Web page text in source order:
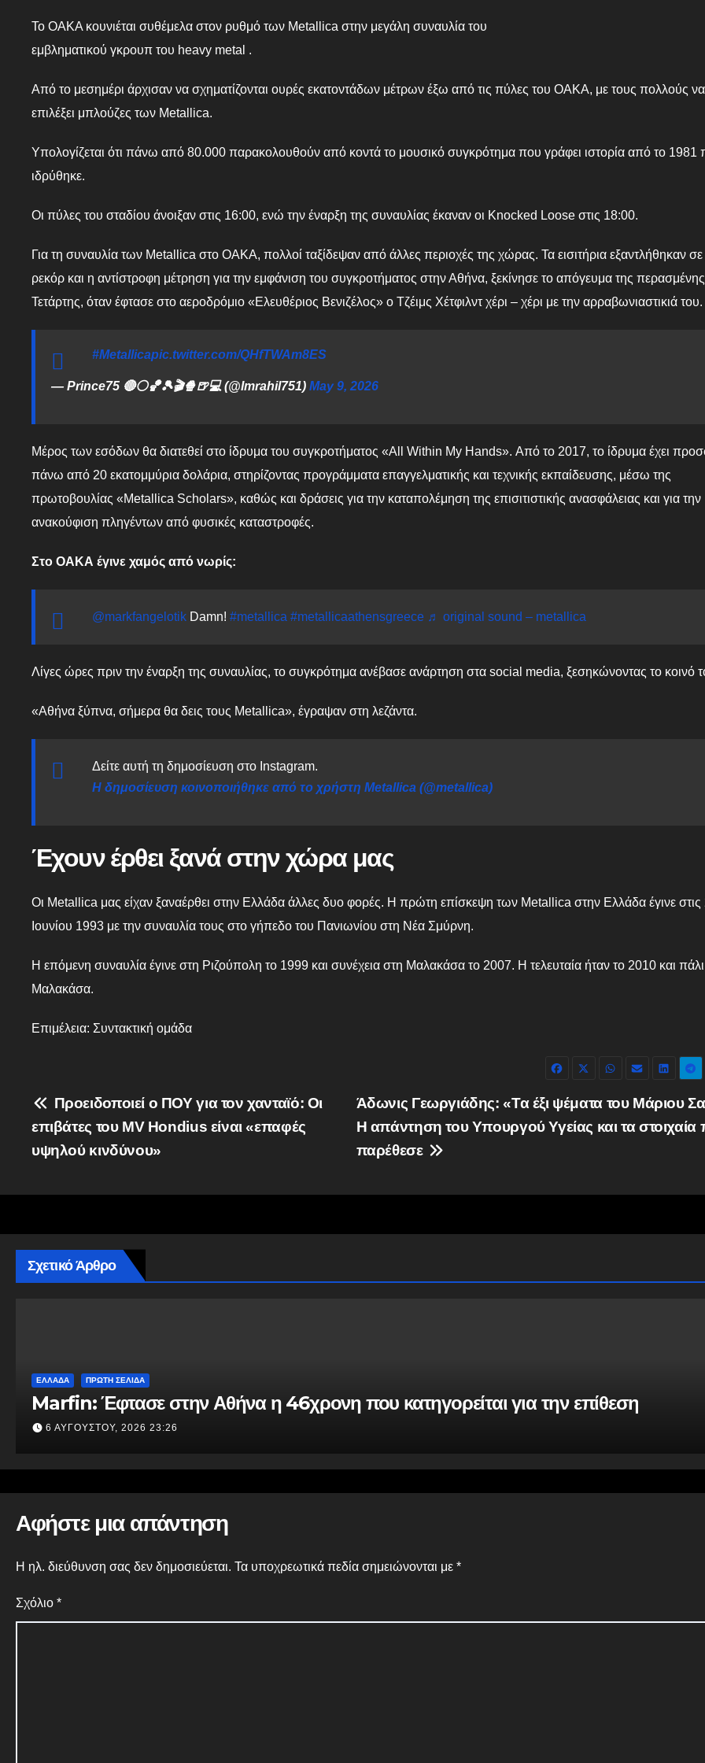
Το ΟΑΚΑ κουνιέται συθέμελα στον ρυθμό των Metallica στην μεγάλη συναυλία του
εμβληματικού γκρουπ του heavy metal .
Από το μεσημέρι άρχισαν να σχηματίζονται ουρές εκατοντάδων μέτρων έξω από τις πύλες του ΟΑΚΑ, με τους πολλούς
επιλέξει μπλούζες των Metallica.
Υπολογίζεται ότι πάνω από 80.000 παρακολουθούν από κοντά το μουσικό συγκρότημα που γράφει ιστορία από το 1981
ιδρύθηκε.
Οι πύλες του σταδίου άνοιξαν στις 16:00, ενώ την έναρξη της συναυλίας έκαναν οι Knocked Loose στις 18:00.
Για τη συναυλία των Metallica στο ΟΑΚΑ, πολλοί ταξίδεψαν από άλλες περιοχές της χώρας. Τα εισιτήρια εξαντλήθηκαν
ρεκόρ και η αντίστροφη μέτρηση για την εμφάνιση του συγκροτήματος στην Αθήνα, ξεκίνησε το απόγευμα της περασμένης
Τετάρτης, όταν έφτασε στο αεροδρόμιο «Ελευθέριος Βενιζέλος» ο Τζέιμς Χέτφιλντ χέρι – χέρι με την αρραβωνιαστικιά του.
#Metallicapic.twitter.com/QHfTWAm8ES
— Prince75 🔴⚪🏀🎾🎬🍿🍺💻 (@Imrahil751) May 9, 2026
Μέρος των εσόδων θα διατεθεί στο ίδρυμα του συγκροτήματος «All Within My Hands». Από το 2017, το ίδρυμα έχει
πάνω από 20 εκατομμύρια δολάρια, στηρίζοντας προγράμματα επαγγελματικής και τεχνικής εκπαίδευσης, μέσω της
πρωτοβουλίας «Metallica Scholars», καθώς και δράσεις για την καταπολέμηση της επισιτιστικής ανασφάλειας και για την
ανακούφιση πληγέντων από φυσικές καταστροφές.
Στο ΟΑΚΑ έγινε χαμός από νωρίς:
@markfangelotik Damn! #metallica #metallicaathensgreece ♬ original sound – metallica
Λίγες ώρες πριν την έναρξη της συναυλίας, το συγκρότημα ανέβασε ανάρτηση στα social media, ξεσηκώνοντας το κοινό
«Αθήνα ξύπνα, σήμερα θα δεις τους Metallica», έγραψαν στη λεζάντα.
Δείτε αυτή τη δημοσίευση στο Instagram.
Η δημοσίευση κοινοποιήθηκε από το χρήστη Metallica (@metallica)
Έχουν έρθει ξανά στην χώρα μας
Οι Metallica μας είχαν ξαναέρθει στην Ελλάδα άλλες δυο φορές. Η πρώτη επίσκεψη των Metallica στην Ελλάδα έγινε στις
Ιουνίου 1993 με την συναυλία τους στο γήπεδο του Πανιωνίου στη Νέα Σμύρνη.
Η επόμενη συναυλία έγινε στη Ριζούπολη το 1999 και συνέχεια στη Μαλακάσα το 2007. Η τελευταία ήταν το 2010 και
Μαλακάσα.
Επιμέλεια: Συντακτική ομάδα
Πλοήγηση
άρθρων
Άδωνις Γεωργιάδης: «Τα έξι ψέματα του Μάριου
Η απάντηση του Υπουργού Υγείας και τα στοιχαία
παρέθεσε
Προειδοποιεί ο ΠΟΥ για τον χανταϊό: Οι
επιβάτες του MV Hondius είναι «επαφές
υψηλού κινδύνου»
Σχετικό Άρθρο
ΕΛΛΆΔΑ ΠΡΩΤΗ ΣΕΛΙΔΑ
Marfin: Έφτασε στην Αθήνα η 46χρονη που κατηγορείται για την επίθεση
6 ΑΥΓΟΎΣΤΟΥ, 2026 23:26
Αφήστε μια απάντηση
Η ηλ. διεύθυνση σας δεν δημοσιεύεται. Τα υποχρεωτικά πεδία σημειώνονται με *
Σχόλιο *